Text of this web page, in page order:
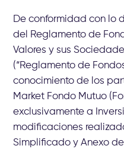
De conformidad con lo
del Reglamento de
Valores y sus
(“Reglamento de
conocimiento de los
Market Fondo Mutuo
exclusivamente a
modificaciones
Simplificado y Anexo